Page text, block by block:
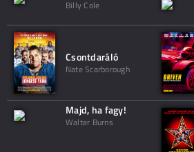
Billy Cole
Csontdaráló
Nate Scarborough
Majd, ha fagy!
Walter Burns